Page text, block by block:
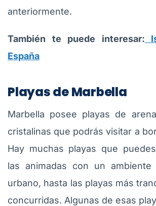
anteriormente.
También te puede interesar:
España
Playas de Marbella
Marbella posee playas de
cristalinas que podrás visitar a
Hay muchas playas que
las animadas con un
urbano, hasta las playas más
concurridas. Algunas de esas